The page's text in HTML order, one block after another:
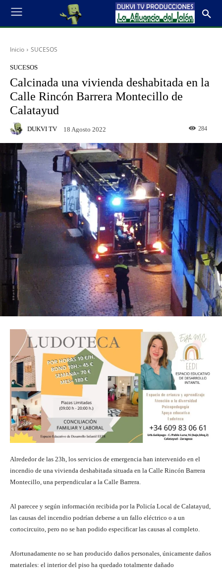
Inicio SUCESOS
SUCESOS
Calcinada una vivienda deshabitada en la
Calle Rincón Barrera Montecillo de
Calatayud
DUKVI TV 18 Agosto 2022 284
Alrededor de las 23h, los servicios de emergencia han intervenido en el
incendio de una vivienda deshabitada situada en la Calle Rincón Barrera
Montecillo, una perpendicular a la Calle Barrera.
Al parecee y según información recibida por la Policía Local de Calatayud,
las causas del incendio podrían deberse a un fallo eléctrico o a un
cortocircuito, pero no se han podido especificar las causas al completo.
Afortunadamente no se han producido daños personales, únicamente daños
materiales: el interior del piso ha quedado totalmente dañado